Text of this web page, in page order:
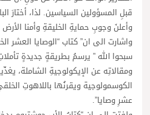
قبلِ المسؤولين السياسين. لذا، أختارَ
وأعلنَ وجوبِ حمايةِ الخليقةِ وأمنا الأرض
واشارت الى ان” كتاب “الوصايا العشر
سبحوا الله ” يرسمُ بطريقةٍ جديدةٍ
ومقالاتِه عن الإيكولوجيةِ الشاملة،
الكوسمولوجية ويقرنُها باللاهوتِ
عشرِ وصايا”.